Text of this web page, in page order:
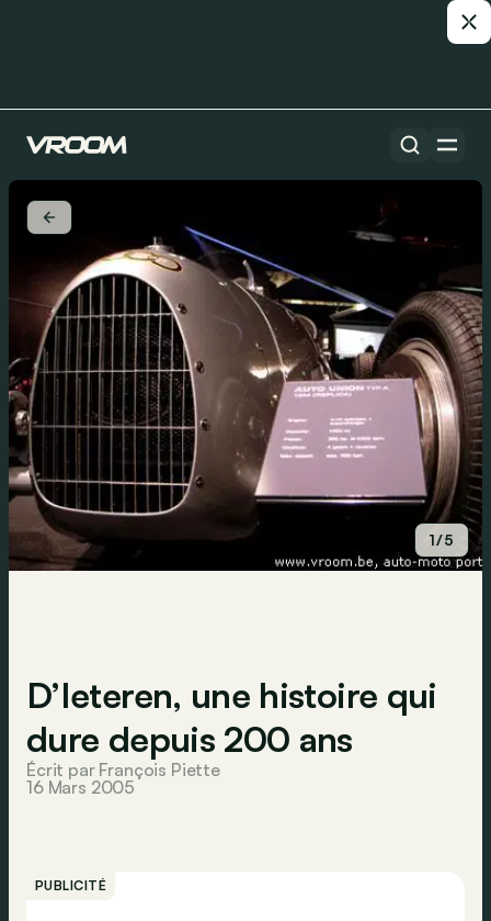
1/5
D’Ieteren, une histoire qui
dure depuis 200 ans
Écrit par François Piette
16 Mars 2005
PUBLICITÉ